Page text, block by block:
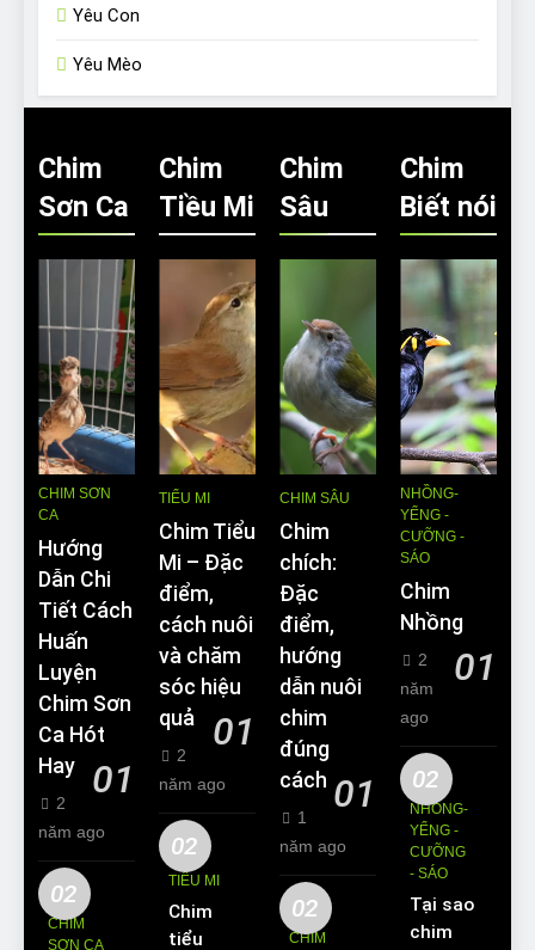
Yêu Con
Yêu Mèo
Chim
Sơn Ca
CHIM SƠN
CA
Hướng
Dẫn Chi
Tiết Cách
Huấn
Luyện
Chim Sơn
Ca Hót
Hay
01
2
năm ago
02
CHIM
SƠN CA
Chim
Tiều Mi
TIỂU MI
Chim Tiểu
Mi – Đặc
điểm,
cách nuôi
và chăm
sóc hiệu
quả
01
2
năm ago
02
TIỂU MI
Chim
tiểu mi
Chim
Sâu
CHIM SÂU
Chim
chích:
Đặc
điểm,
hướng
dẫn nuôi
chim
đúng
cách 01
1
năm ago
02
CHIM
Chim
Biết nói
NHỒNG-
YỂNG -
CƯỠNG -
SÁO
Chim
Nhồng
01
2
năm
ago
02
NHỒNG-
YỂNG -
CƯỠNG
- SÁO
Tại sao
chim